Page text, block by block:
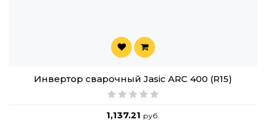
Инвертор сварочный Jasic ARC 400 (R15)
1,137.21 руб.